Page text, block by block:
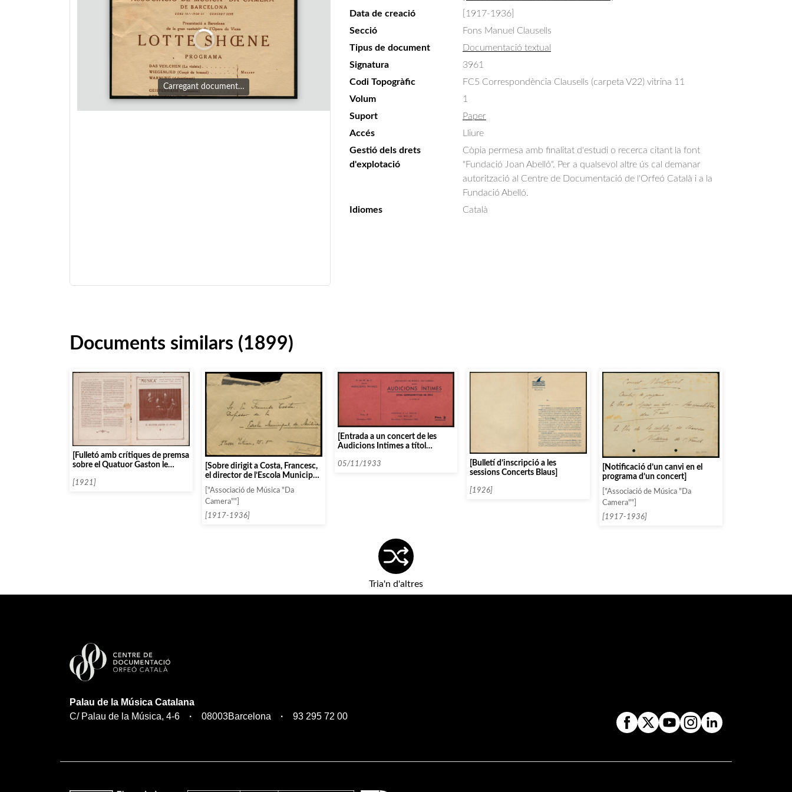
Carregant document…
Data de creació
[1917-1936]
Secció
Fons Manuel Clausells
Tipus de document
Documentació textual
Signatura
3961
Codi Topogràfic
FC5 Correspondència Clausells (carpeta V22) vitrina 11
Volum
1
Suport
Paper
Accés
Lliure
Gestió dels drets
d'explotació
Còpia permesa amb finalitat d'estudi o recerca citant la font
"Fundació Joan Abelló". Per a qualsevol altre ús cal demanar
autorització al Centre de Documentació de l'Orfeó Català i a la
Fundació Abelló.
Idiomes
Català
Documents similars (1899)
[Fulletó amb crítiques de premsa
sobre el Quatuor Gaston le
[1921]
[Sobre dirigit a Costa, Francesc,
el director de l’Escola Municipal
de Música, amb altres
annotacions]
["Associació de Música "Da
Camera""]
[1917-1936]
[Entrada a un concert de les
Audicions Intimes a títol
05/11/1933
[Bulletí d’inscripció a les
sessions Concerts Blaus]
[1926]
[Notificació d’un canvi en el
programa d’un concert]
["Associació de Música "Da
Camera""]
[1917-1936]
Tria'n d'altres
Palau de la Música Catalana
C/ Palau de la Música, 4-6
08003Barcelona 93 295 72 00